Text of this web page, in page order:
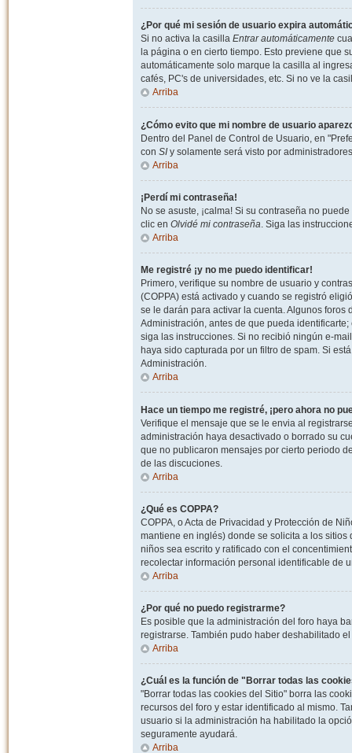
¿Por qué mi sesión de usuario expira
Si no activa la casilla Entrar automáticamente
la página o en cierto tiempo. Esto previene que
automáticamente solo marque la casilla al
cafés, PC's de universidades, etc. Si no ve la
Arriba
¿Cómo evito que mi nombre de usuario
Dentro del Panel de Control de Usuario, en
con SIy solamente será visto por
Arriba
¡Perdí mi contraseña!
No se asuste, ¡calma! Si su contraseña no
clic en Olvidé mi contraseña. Siga las
Arriba
Me registré ¡y no me puedo identificar!
Primero, verifique su nombre de usuario y
(COPPA) está activado y cuando se registró
se le darán para activar la cuenta. Algunos
Administración, antes de que pueda
siga las instrucciones. Si no recibió ningún e-
haya sido capturada por un filtro de spam. Si
Administración.
Arriba
Hace un tiempo me registré, ¡pero ahora no
Verifique el mensaje que se le envia al
administración haya desactivado o borrado su
que no publicaron mensajes por cierto periodo
de las discuciones.
Arriba
¿Qué es COPPA?
COPPA, o Acta de Privacidad y Protección de
mantiene en inglés) donde se solicita a los
niños sea escrito y ratificado con el
recolectar información personal identificable de
Arriba
¿Por qué no puedo registrarme?
Es posible que la administración del foro haya
registrarse. También pudo haber deshabilitado
Arriba
¿Cuál es la función de "Borrar todas las
"Borrar todas las cookies del Sitio" borra las
recursos del foro y estar identificado al mismo.
usuario si la administración ha habilitado la
seguramente ayudará.
Arriba